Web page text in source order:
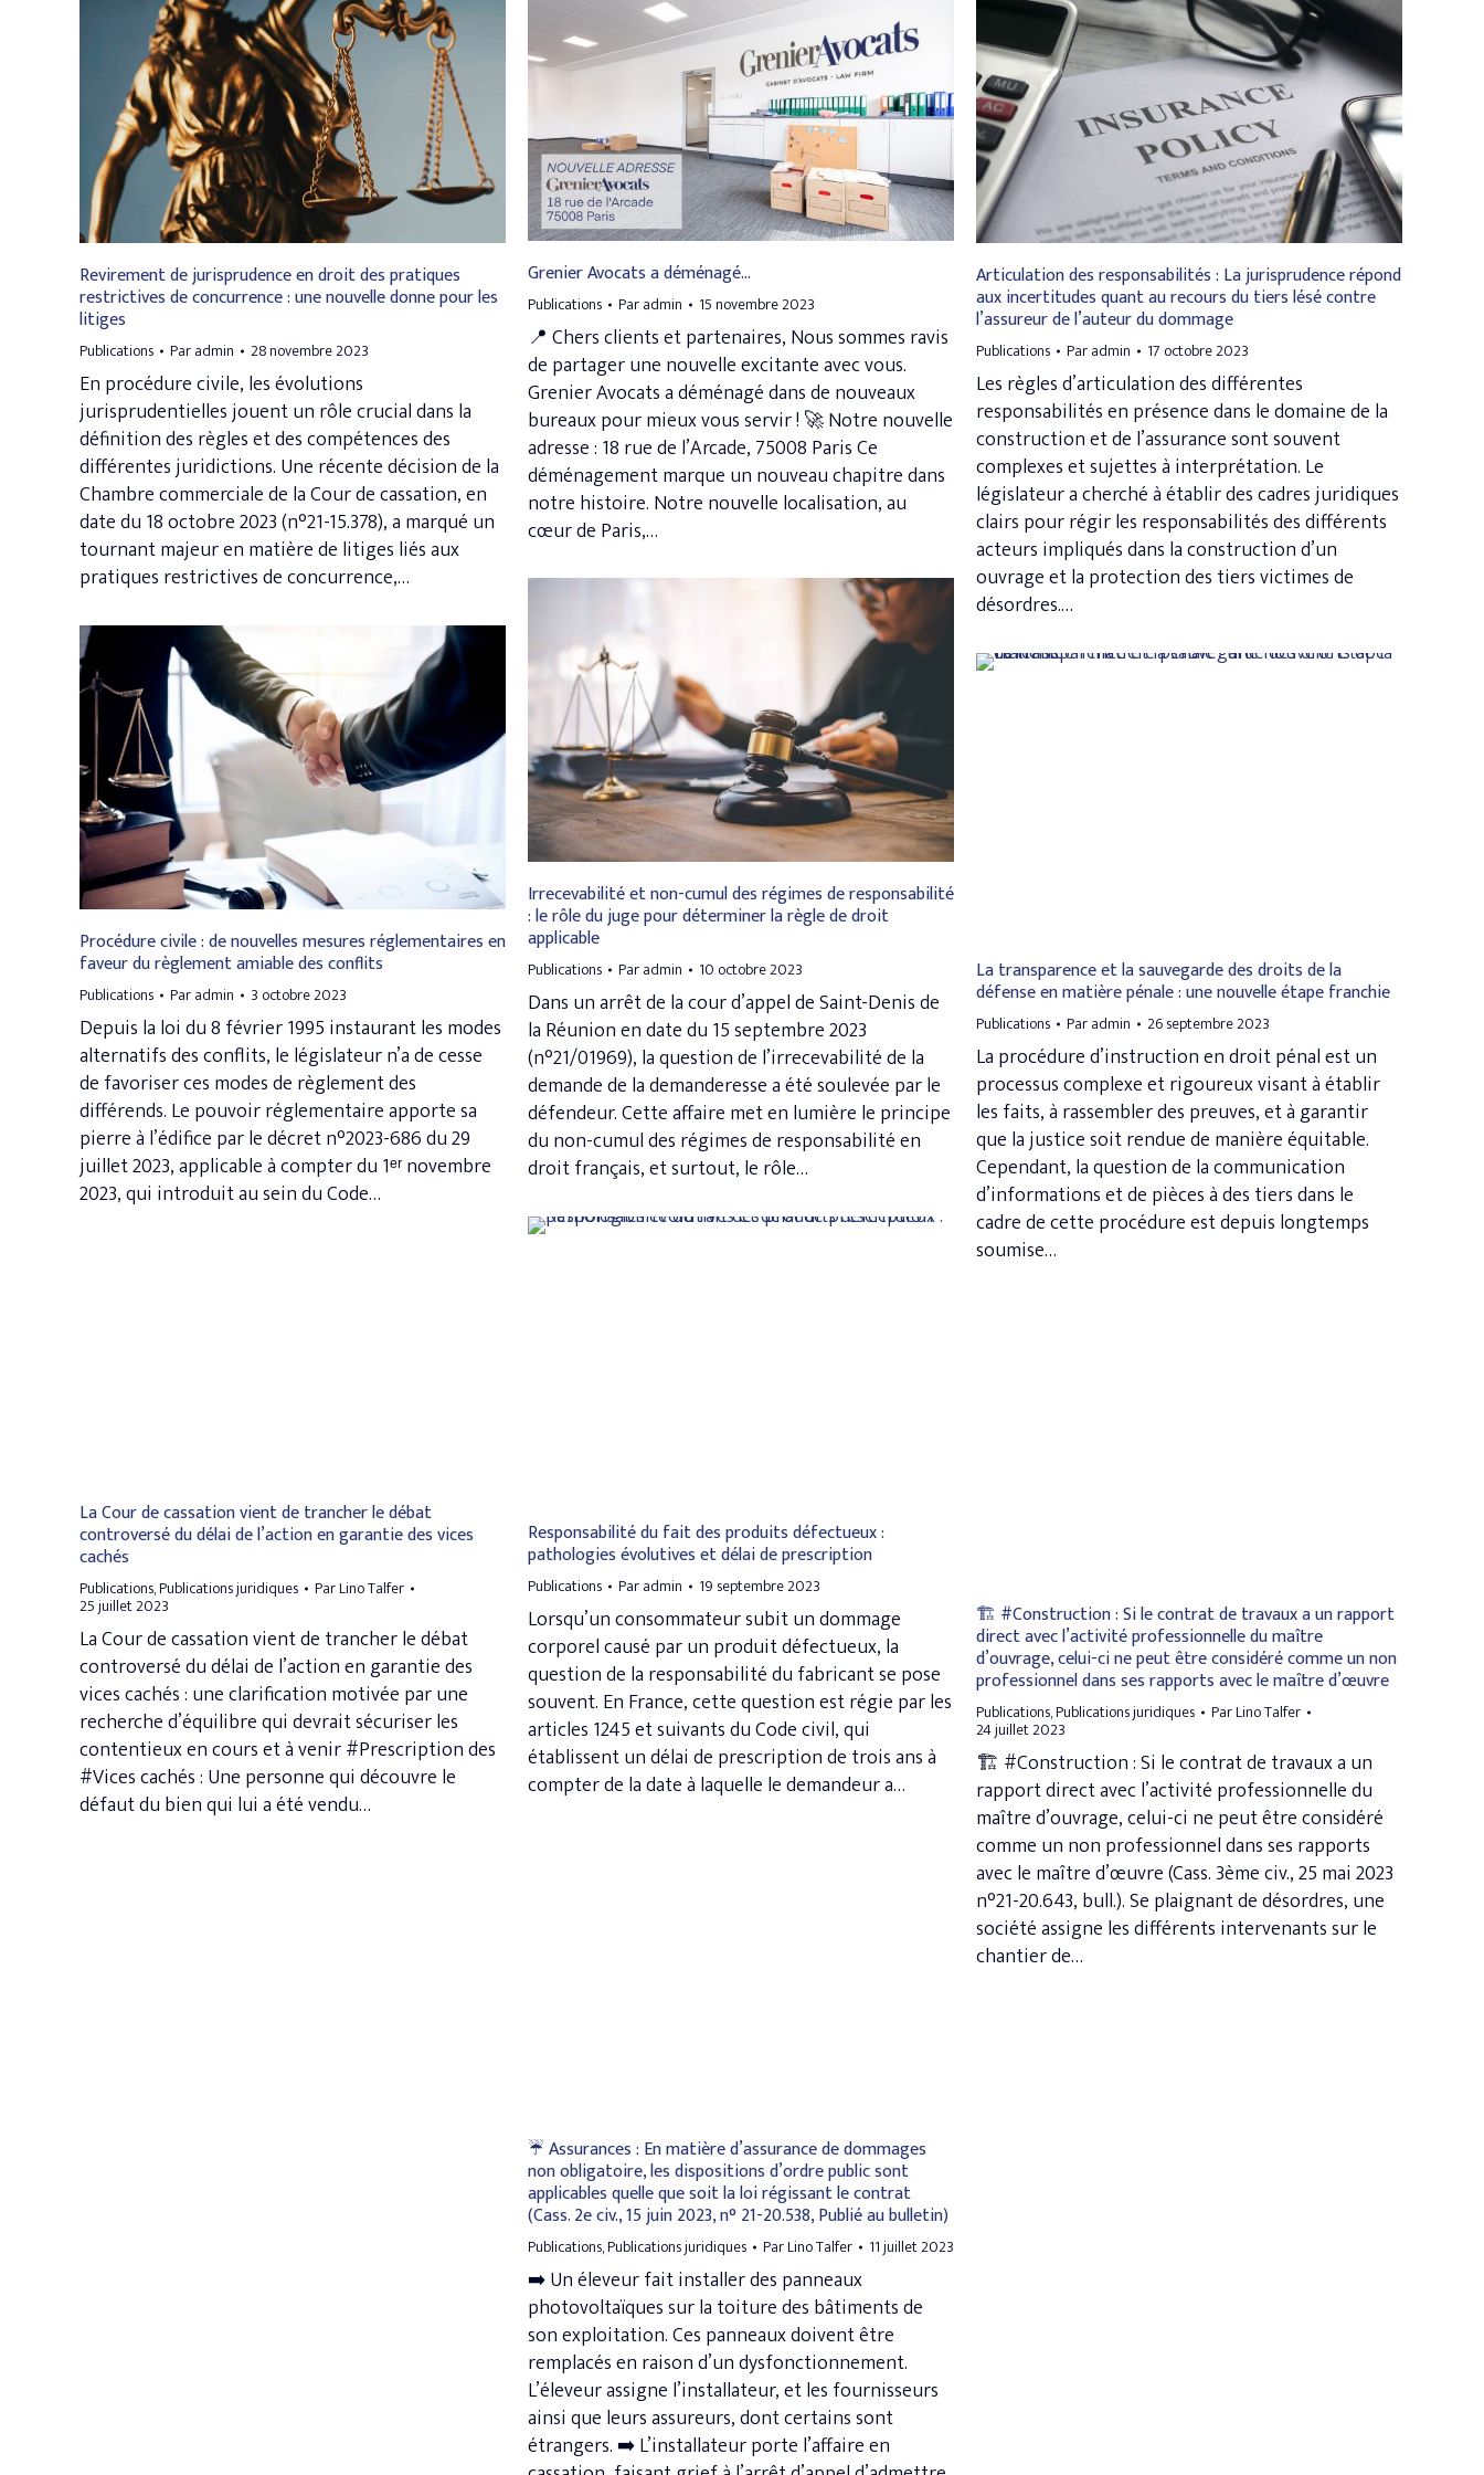
Revirement de jurisprudence en droit des pratiques
restrictives de concurrence : une nouvelle donne pour les
litiges
Publications Paradmin 28 novembre 2023
En procédure civile, les évolutions
jurisprudentielles jouent un rôle crucial dans la
définition des règles et des compétences des
différentes juridictions. Une récente décision de la
Chambre commerciale de la Cour de cassation, en
date du 18 octobre 2023 (n°21-15.378), a marqué un
tournant majeur en matière de litiges liés aux
pratiques restrictives de concurrence,…
Grenier Avocats a déménagé…
Publications Paradmin 15 novembre 2023
📍 Chers clients et partenaires, Nous sommes ravis
de partager une nouvelle excitante avec vous.
Grenier Avocats a déménagé dans de nouveaux
bureaux pour mieux vous servir ! 🚀 Notre nouvelle
adresse : 18 rue de l’Arcade, 75008 Paris Ce
déménagement marque un nouveau chapitre dans
notre histoire. Notre nouvelle localisation, au
cœur de Paris,…
Articulation des responsabilités : La jurisprudence répond
aux incertitudes quant au recours du tiers lésé contre
l’assureur de l’auteur du dommage
Publications Paradmin 17 octobre 2023
Les règles d’articulation des différentes
responsabilités en présence dans le domaine de la
construction et de l’assurance sont souvent
complexes et sujettes à interprétation. Le
législateur a cherché à établir des cadres juridiques
clairs pour régir les responsabilités des différents
acteurs impliqués dans la construction d’un
ouvrage et la protection des tiers victimes de
désordres.…
Irrecevabilité et non-cumul des régimes de responsabilité
: le rôle du juge pour déterminer la règle de droit
applicable
Publications Paradmin 10 octobre 2023
Dans un arrêt de la cour d’appel de Saint-Denis de
la Réunion en date du 15 septembre 2023
(n°21/01969), la question de l’irrecevabilité de la
demande de la demanderesse a été soulevée par le
défendeur. Cette affaire met en lumière le principe
du non-cumul des régimes de responsabilité en
droit français, et surtout, le rôle…
Procédure civile : de nouvelles mesures réglementaires en
faveur du règlement amiable des conflits
Publications Paradmin 3 octobre 2023
Depuis la loi du 8 février 1995 instaurant les modes
alternatifs des conflits, le législateur n’a de cesse
de favoriser ces modes de règlement des
différends. Le pouvoir réglementaire apporte sa
pierre à l’édifice par le décret n°2023-686 du 29
juillet 2023, applicable à compter du 1ᵉʳ novembre
2023, qui introduit au sein du Code…
La transparence et la sauvegarde des droits de la
défense en matière pénale : une nouvelle étape franchie
Publications Paradmin 26 septembre 2023
La procédure d’instruction en droit pénal est un
processus complexe et rigoureux visant à établir
les faits, à rassembler des preuves, et à garantir
que la justice soit rendue de manière équitable.
Cependant, la question de la communication
d’informations et de pièces à des tiers dans le
cadre de cette procédure est depuis longtemps
soumise…
Responsabilité du fait des produits défectueux :
pathologies évolutives et délai de prescription
Publications Paradmin 19 septembre 2023
Lorsqu’un consommateur subit un dommage
corporel causé par un produit défectueux, la
question de la responsabilité du fabricant se pose
souvent. En France, cette question est régie par les
articles 1245 et suivants du Code civil, qui
établissent un délai de prescription de trois ans à
compter de la date à laquelle le demandeur a…
La Cour de cassation vient de trancher le débat
controversé du délai de l’action en garantie des vices
cachés
Publications,Publications juridiques ParLino Talfer
25 juillet 2023
La Cour de cassation vient de trancher le débat
controversé du délai de l’action en garantie des
vices cachés : une clarification motivée par une
recherche d’équilibre qui devrait sécuriser les
contentieux en cours et à venir #Prescription des
#Vices cachés : Une personne qui découvre le
défaut du bien qui lui a été vendu…
🏗 #Construction : Si le contrat de travaux a un rapport
direct avec l’activité professionnelle du maître
d’ouvrage, celui-ci ne peut être considéré comme un non
professionnel dans ses rapports avec le maître d’œuvre
Publications,Publications juridiques ParLino Talfer
24 juillet 2023
🏗 #Construction : Si le contrat de travaux a un
rapport direct avec l’activité professionnelle du
maître d’ouvrage, celui-ci ne peut être considéré
comme un non professionnel dans ses rapports
avec le maître d’œuvre (Cass. 3ème civ., 25 mai 2023
n°21-20.643, bull.). Se plaignant de désordres, une
société assigne les différents intervenants sur le
chantier de…
☔️ Assurances : En matière d’assurance de dommages
non obligatoire, les dispositions d’ordre public sont
applicables quelle que soit la loi régissant le contrat
(Cass. 2e civ., 15 juin 2023, n° 21-20.538, Publié au bulletin)
Publications,Publications juridiques ParLino Talfer 11 juillet 2023
➡️ Un éleveur fait installer des panneaux
photovoltaïques sur la toiture des bâtiments de
son exploitation. Ces panneaux doivent être
remplacés en raison d’un dysfonctionnement.
L’éleveur assigne l’installateur, et les fournisseurs
ainsi que leurs assureurs, dont certains sont
étrangers. ➡️ L’installateur porte l’affaire en